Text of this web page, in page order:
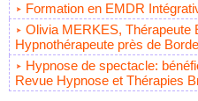
Formation en EMDR
Olivia MERKES, Thérapeute
Hypnothérapeute près de
Hypnose de spectacle:
Revue Hypnose et Thérapies